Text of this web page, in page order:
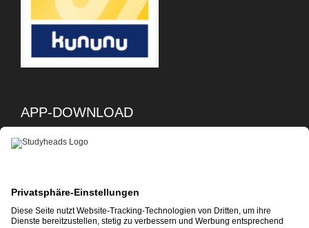
APP-DOWNLOAD